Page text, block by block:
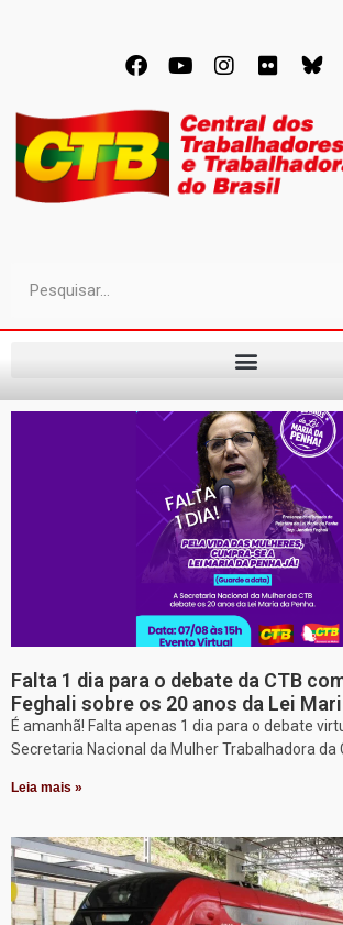
Falta 1 dia para o debate da CTB
Feghali sobre os 20 anos da Lei
É amanhã! Falta apenas 1 dia para o debate
Secretaria Nacional da Mulher Trabalhadora da
Leia mais »